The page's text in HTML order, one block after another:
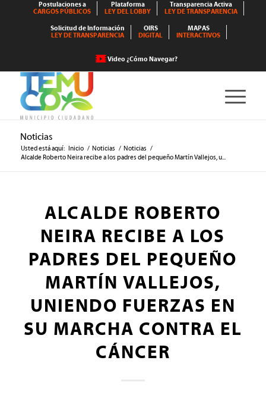
Postulaciones a
CARGOS PÚBLICOS
Plataforma
LEY DEL LOBBY
Transparencia Activa
LEY DE TRANSPARENCIA
Solicitud de Información
LEY DE TRANSPARENCIA
OIRS
DIGITAL
MAPAS
INTERACTIVOS
Video ¿Cómo Navegar?
Noticias
Usted está aquí: Inicio / Noticias / Noticias /
Alcalde Roberto Neira recibe a los padres del pequeño Martín Vallejos, u...
ALCALDE ROBERTO
NEIRA RECIBE A LOS
PADRES DEL PEQUEÑO
MARTÍN VALLEJOS,
UNIENDO FUERZAS EN
SU MARCHA CONTRA EL
CÁNCER